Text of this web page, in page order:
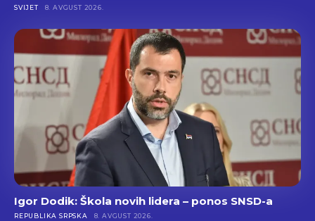
SVIJET 8. AVGUST 2026.
Igor Dodik: Škola novih lidera – ponos SNSD-a
REPUBLIKA SRPSKA 8. AVGUST 2026.